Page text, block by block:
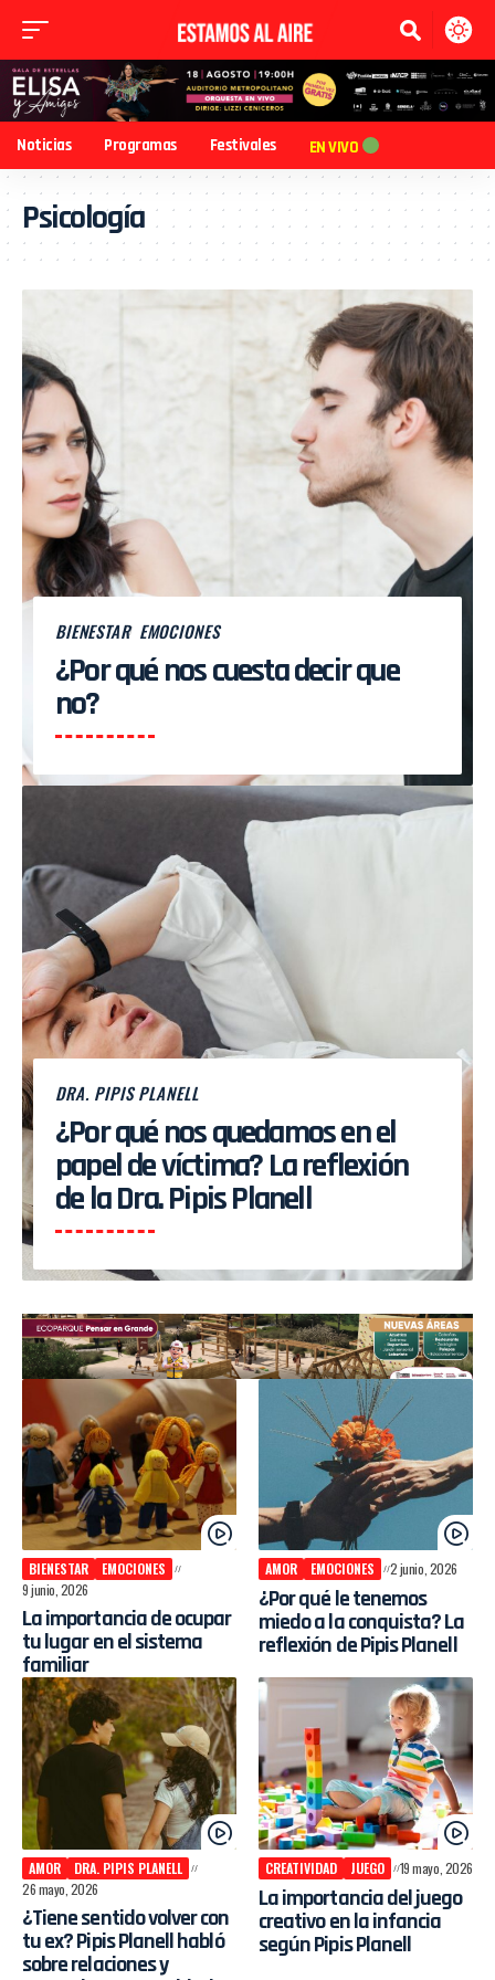
Noticias Programas Festivales EN VIVO
Psicología
BIENESTAR EMOCIONES
¿Por qué nos cuesta decir que
no?
DRA. PIPIS PLANELL
¿Por qué nos quedamos en el
papel de víctima? La reflexión
de la Dra. Pipis Planell
BIENESTAR
EMOCIONES
9 junio, 2026
La importancia de ocupar
tu lugar en el sistema
familiar
AMOR EMOCIONES 2 junio, 2026
¿Por qué le tenemos
miedo a la conquista? La
reflexión de Pipis Planell
AMOR
DRA. PIPIS PLANELL
26 mayo, 2026
¿Tiene sentido volver con
tu ex? Pipis Planell habló
sobre relaciones y
CREATIVIDAD JUEGO 19 mayo, 2026
La importancia del juego
creativo en la infancia
según Pipis Planell